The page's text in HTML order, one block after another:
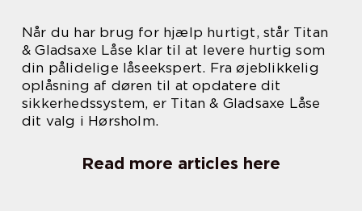
Når du har brug for hjælp hurtigt, står Titan
& Gladsaxe Låse klar til at levere hurtig som
din pålidelige låseekspert. Fra øjeblikkelig
oplåsning af døren til at opdatere dit
sikkerhedssystem, er Titan & Gladsaxe Låse
dit valg i Hørsholm.
Read more articles here